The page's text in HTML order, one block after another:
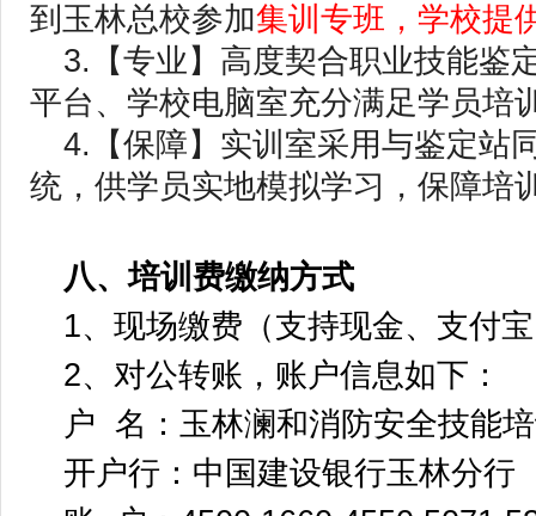
到玉林总校参加集训专班，学校提
3.【专业】高度契合职业技能鉴
平台、学校电脑室充分满足学员培
4.【保障】实训室采用与鉴定站
统，供学员实地模拟学习，保障培
八、培训费缴纳方式
1、现场缴费（支持现金、支付
2、对公转账，账户信息如下：
户 名：玉林澜和消防安全技能
开户行：中国建设银行玉林分行